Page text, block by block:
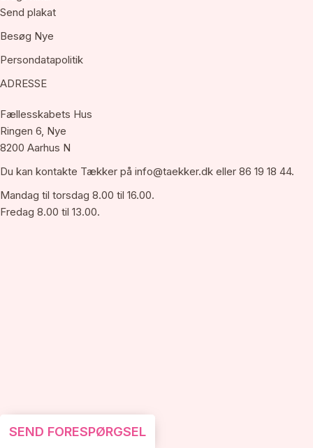
Send plakat
Besøg Nye
Persondatapolitik
ADRESSE
Fællesskabets Hus
Ringen 6, Nye
8200 Aarhus N
Du kan kontakte Tækker på info@taekker.dk eller 86 19 18 44.
Mandag til torsdag 8.00 til 16.00.
Fredag 8.00 til 13.00.
SEND FORESPØRGSEL